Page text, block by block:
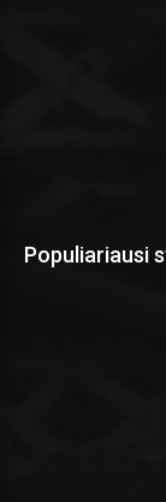
Populiariausi